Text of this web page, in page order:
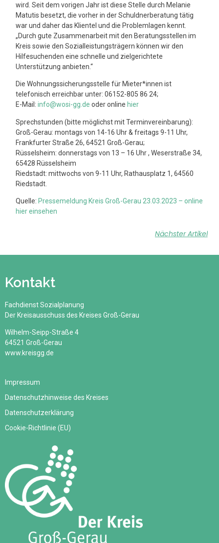
wird. Seit dem vorigen Jahr ist diese Stelle durch Melanie
Matutis besetzt, die vorher in der Schuldnerberatung tätig
war und daher das Klientel und die Problemlagen kennt.
„Durch gute Zusammenarbeit mit den Beratungsstellen im
Kreis sowie den Sozialleistungsträgern können wir den
Hilfesuchenden eine schnelle und zielgerichtete
Unterstützung anbieten.“
Die Wohnungssicherungsstelle für Mieter*innen ist
telefonisch erreichbar unter: 06152-805 86 24;
E-Mail:info@wosi-gg.de oder online hier
Sprechstunden (bitte möglichst mit Terminvereinbarung):
Groß-Gerau: montags von 14-16 Uhr & freitags 9-11 Uhr,
Frankfurter Straße 26, 64521 Groß-Gerau;
Rüsselsheim: donnerstags von 13 – 16 Uhr , Weserstraße 34,
65428 Rüsselsheim
Riedstadt: mittwochs von 9-11 Uhr, Rathausplatz 1, 64560
Riedstadt.
Quelle: Pressemeldung Kreis Groß-Gerau 23.03.2023 – online
hier einsehen
Nächster Artikel
Kontakt
Fachdienst Sozialplanung
Der Kreisausschuss des Kreises Groß-Gerau
Wilhelm-Seipp-Straße 4
64521 Groß-Gerau
www.kreisgg.de
Impressum
Datenschutzhinweise des Kreises
Datenschutzerklärung
Cookie-Richtlinie (EU)